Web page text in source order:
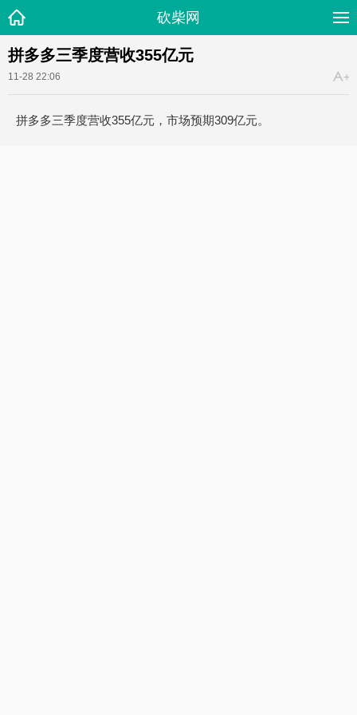
砍柴网
拼多多三季度营收355亿元
11-28 22:06
拼多多三季度营收355亿元，市场预期309亿元。